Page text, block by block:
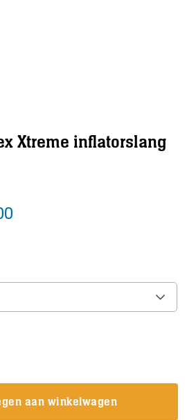
Xtreme inflatorslang
aan winkelwagen